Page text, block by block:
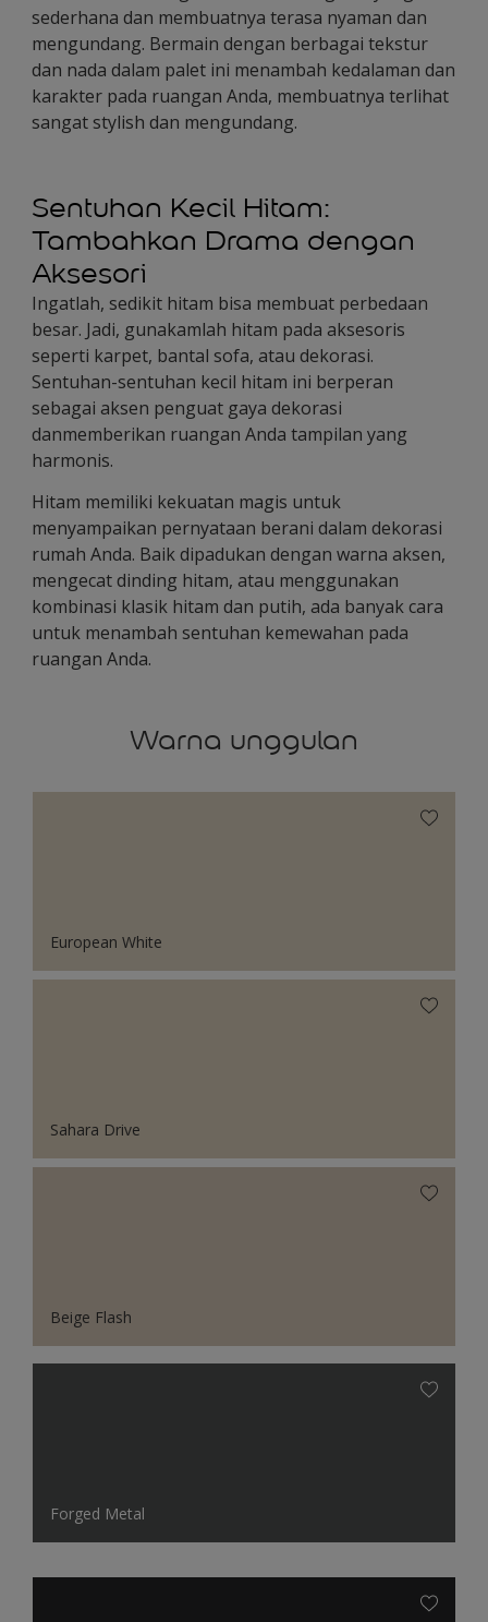
sederhana dan membuatnya terasa nyaman dan
mengundang. Bermain dengan berbagai tekstur
dan nada dalam palet ini menambah kedalaman dan
karakter pada ruangan Anda, membuatnya terlihat
sangat stylish dan mengundang.
Sentuhan Kecil Hitam:
Tambahkan Drama dengan
Aksesori
Ingatlah, sedikit hitam bisa membuat perbedaan
besar. Jadi, gunakamlah hitam pada aksesoris
seperti karpet, bantal sofa, atau dekorasi.
Sentuhan-sentuhan kecil hitam ini berperan
sebagai aksen penguat gaya dekorasi
danmemberikan ruangan Anda tampilan yang
harmonis.
Hitam memiliki kekuatan magis untuk
menyampaikan pernyataan berani dalam dekorasi
rumah Anda. Baik dipadukan dengan warna aksen,
mengecat dinding hitam, atau menggunakan
kombinasi klasik hitam dan putih, ada banyak cara
untuk menambah sentuhan kemewahan pada
ruangan Anda.
Warna unggulan
European White
Sahara Drive
Beige Flash
Forged Metal